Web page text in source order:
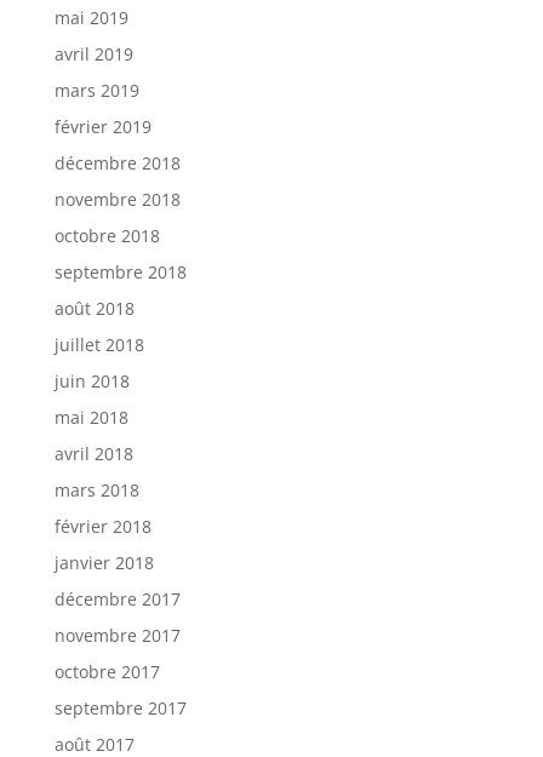
mai 2019
avril 2019
mars 2019
février 2019
décembre 2018
novembre 2018
octobre 2018
septembre 2018
août 2018
juillet 2018
juin 2018
mai 2018
avril 2018
mars 2018
février 2018
janvier 2018
décembre 2017
novembre 2017
octobre 2017
septembre 2017
août 2017